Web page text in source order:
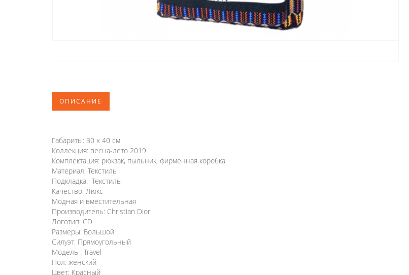
ОПИСАНИЕ
Габариты: 30 х 40 см
Коллекция: весна-лето 2019
Комплектация: рюкзак, пыльник, фирменная коробка
Материал: Текстиль
Подкладка: Текстиль
Качество: Люкс
Модная и вместительная
Производитель: Christian Dior
Логотип: CD
Размеры: Большой
Силуэт: Прямоугольный
Модель : Travel
Пол: женский
Цвет: Красный